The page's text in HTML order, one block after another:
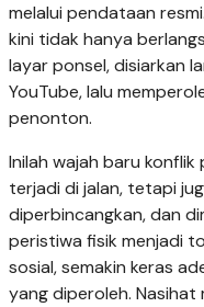
melalui pendataan
kini tidak hanya
layar ponsel, disiarkan
YouTube, lalu
penonton.
Inilah wajah baru
terjadi di jalan, tetapi
diperbincangkan, dan
peristiwa fisik menjadi
sosial, semakin keras
yang diperoleh.